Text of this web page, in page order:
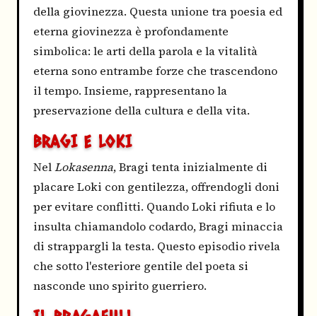
della giovinezza. Questa unione tra poesia ed
eterna giovinezza è profondamente
simbolica: le arti della parola e la vitalità
eterna sono entrambe forze che trascendono
il tempo. Insieme, rappresentano la
preservazione della cultura e della vita.
BRAGI E LOKI
NelLokasenna, Bragi tenta inizialmente di
placare Loki con gentilezza, offrendogli doni
per evitare conflitti. Quando Loki rifiuta e lo
insulta chiamandolo codardo, Bragi minaccia
di strappargli la testa. Questo episodio rivela
che sotto l'esteriore gentile del poeta si
nasconde uno spirito guerriero.